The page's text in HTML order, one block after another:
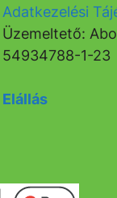
Adatkezelési
Üzemeltető:
54934788-1-23
Elállás